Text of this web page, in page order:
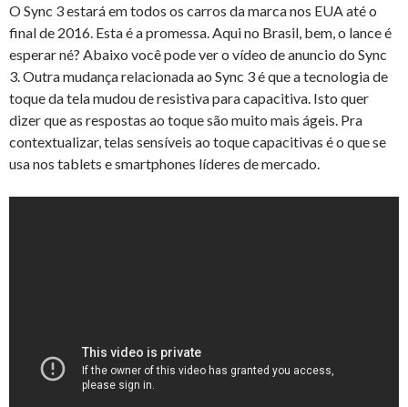
O Sync 3 estará em todos os carros da marca nos EUA até o
final de 2016. Esta é a promessa. Aqui no Brasil, bem, o lance é
esperar né? Abaixo você pode ver o vídeo de anuncio do Sync
3. Outra mudança relacionada ao Sync 3 é que a tecnologia de
toque da tela mudou de resistiva para capacitiva. Isto quer
dizer que as respostas ao toque são muito mais ágeis. Pra
contextualizar, telas sensíveis ao toque capacitivas é o que se
usa nos tablets e smartphones líderes de mercado.